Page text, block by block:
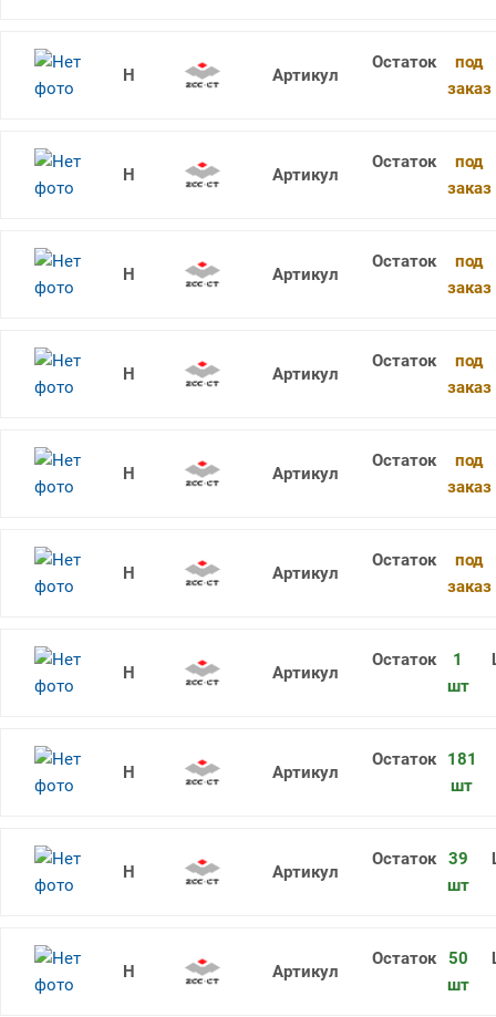
CCMT060202-HF YBG202
под
заказ
CCMT060204-HF YBC252
под
заказ
CCMT060202-HF YD201
под
заказ
CCMT060204-HF YNG151
под
заказ
CCMT060202-HF YNG151
под
заказ
CCMT060202-HF YNG151C
под
заказ
CCMT060204-HF YNG151
1
шт
CCMT060204-HF YBC252
181
шт
CCMT060204-HF YBC251
39
шт
CCMT060204-EF YBG202
50
шт